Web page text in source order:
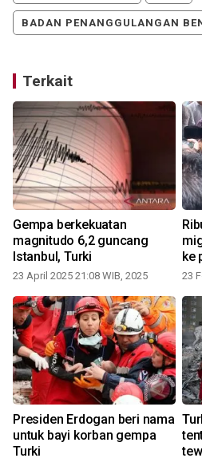
BADAN PENANGGULANGAN
Terkait
Gempa berkekuatan
magnitudo 6,2 guncang
Istanbul, Turki
23 April 2025 21:08 WIB, 2025
ke
23
Presiden Erdogan beri nama
untuk bayi korban gempa
Turki